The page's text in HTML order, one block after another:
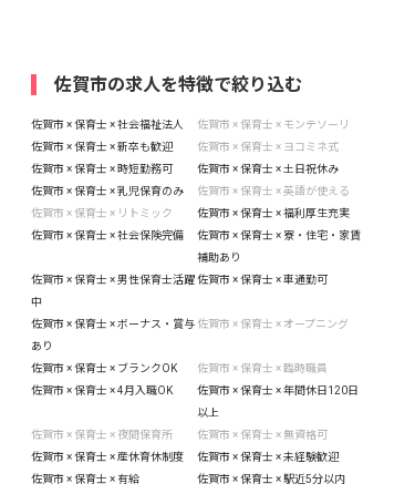
佐賀市の求人を特徴で絞り込む
佐賀市 × 保育士 × 社会福祉法人
佐賀市 × 保育士 × モンテソーリ
佐賀市 × 保育士 × 新卒も歓迎
佐賀市 × 保育士 × ヨコミネ式
佐賀市 × 保育士 × 時短勤務可
佐賀市 × 保育士 × 土日祝休み
佐賀市 × 保育士 × 乳児保育のみ
佐賀市 × 保育士 × 英語が使える
佐賀市 × 保育士 × リトミック
佐賀市 × 保育士 × 福利厚生充実
佐賀市 × 保育士 × 社会保険完備
佐賀市 × 保育士 × 寮・住宅・家賃
補助あり
佐賀市 × 保育士 × 男性保育士活躍
中
佐賀市 × 保育士 × 車通勤可
佐賀市 × 保育士 × ボーナス・賞与
あり
佐賀市 × 保育士 × オープニング
佐賀市 × 保育士 × ブランクOK
佐賀市 × 保育士 × 臨時職員
佐賀市 × 保育士 × 4月入職OK
佐賀市 × 保育士 × 年間休日120日
以上
佐賀市 × 保育士 × 夜間保育所
佐賀市 × 保育士 × 無資格可
佐賀市 × 保育士 × 産休育休制度
佐賀市 × 保育士 × 未経験歓迎
佐賀市 × 保育士 × 有給
佐賀市 × 保育士 × 駅近5分以内